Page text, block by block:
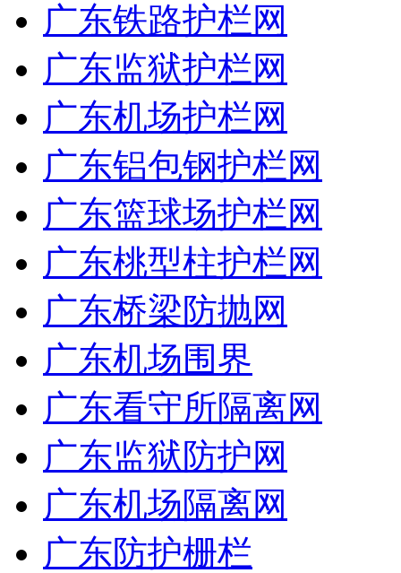
广东铁路护栏网
广东监狱护栏网
广东机场护栏网
广东铝包钢护栏网
广东篮球场护栏网
广东桃型柱护栏网
广东桥梁防抛网
广东机场围界
广东看守所隔离网
广东监狱防护网
广东机场隔离网
广东防护栅栏